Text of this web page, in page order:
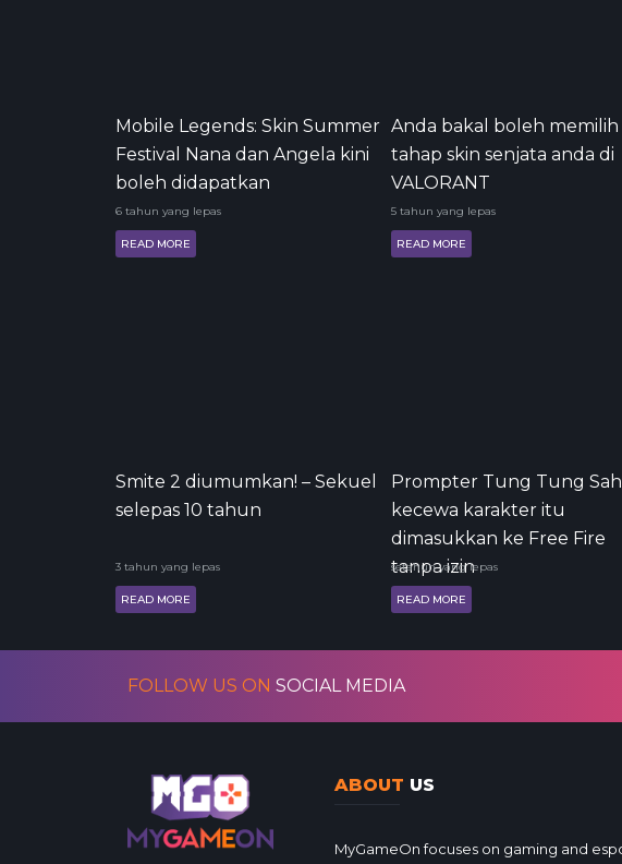
Mobile Legends: Skin Summer
Festival Nana dan Angela kini
boleh didapatkan
6 tahun yang lepas
READ MORE
Anda bakal boleh memilih
tahap skin senjata anda di
VALORANT
5 tahun yang lepas
READ MORE
Smite 2 diumumkan! – Sekuel
selepas 10 tahun
3 tahun yang lepas
READ MORE
Prompter Tung Tung
kecewa karakter itu
dimasukkan ke Free Fire
tanpa izin
setahun yang lepas
READ MORE
FOLLOW US ON SOCIAL MEDIA
ABOUT US
MyGameOn focuses on gaming and